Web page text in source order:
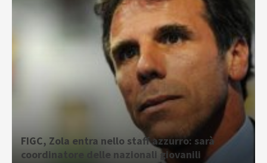
FIGC, Zola entra nello staff azzurro: sarà
coordinatore delle nazionali giovanili